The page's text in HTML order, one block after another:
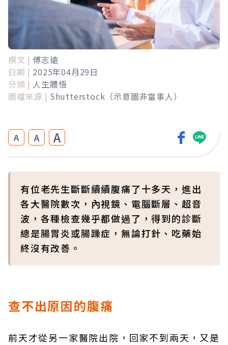
撰文 | 傅志遠
日期 | 2025年04月29日
分類 | 人生體悟
圖檔來源 | Shutterstock（示意圖非當事人）
A A A
有位老先生斷斷續續腹痛了十多天，進出
各大醫院數次，內視鏡、電腦斷層、超音
波，各種檢查幾乎都做過了，得到的診斷
總是腸胃炎或腸躁症，無論打針、吃藥始
終沒有改善。
查不出原因的腹痛
前天才從另一家醫院出院，回家不到兩天，又是